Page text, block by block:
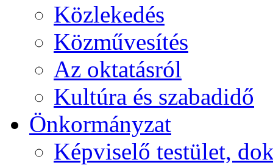
Közlekedés
Közművesítés
Az oktatásról
Kultúra és szabadidő
Önkormányzat
Képviselő testület,